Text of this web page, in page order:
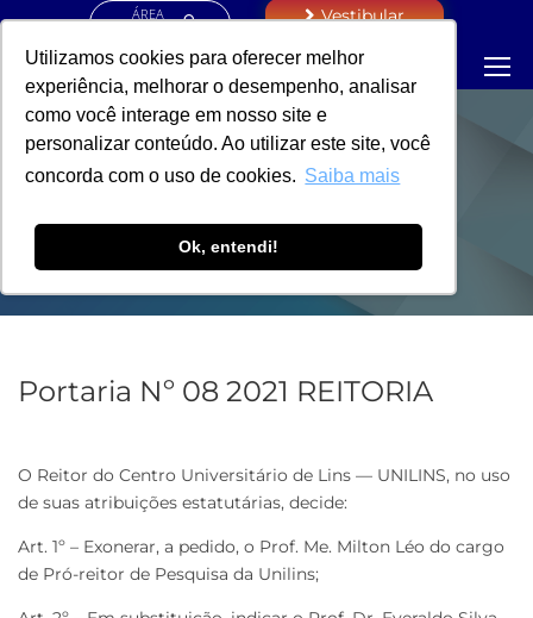
Utilizamos cookies para oferecer melhor
experiência, melhorar o desempenho, analisar
como você interage em nosso site e
personalizar conteúdo. Ao utilizar este site, você
concorda com o uso de cookies. Saiba mais
Ok, entendi!
ÁREA
Vestibular
PORTARIA -
REITORIA
Portaria Nº 08 2021 REITORIA
O Reitor do Centro Universitário de Lins — UNILINS, no uso
de suas atribuições estatutárias, decide:
Art. 1º – Exonerar, a pedido, o Prof. Me. Milton Léo do cargo
de Pró-reitor de Pesquisa da Unilins;